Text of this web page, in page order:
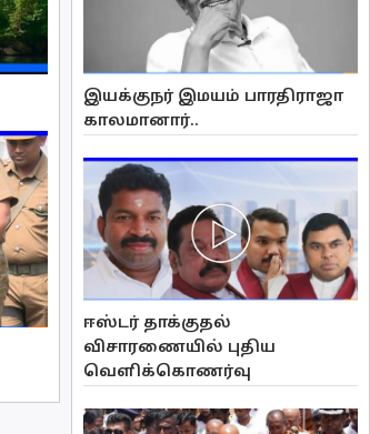
இயக்குநர் இமயம் பாரதிராஜா
காலமானார்..
ஈஸ்டர் தாக்குதல்
விசாரணையில் புதிய
வௌிக்கொணர்வு